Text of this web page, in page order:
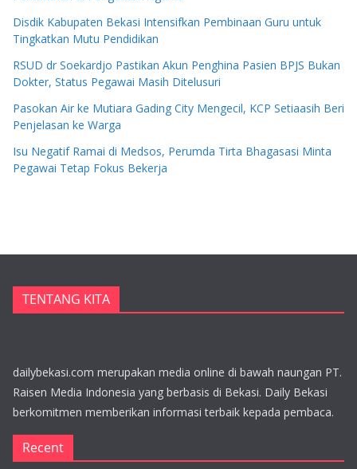
Disdik Kabupaten Bekasi Intensifkan Pembinaan Guru untuk
Tingkatkan Mutu Pendidikan
RSUD dr Soekardjo Pastikan Akun Penghina Pasien BPJS Bukan
Dokter, Status Pegawai Masih Ditelusuri
Pasokan Air ke Mutiara Gading City Mengecil, KCP Setiaasih Beri
Penjelasan ke Warga
Isu Negatif Ramai di Medsos, Perumda Tirta Bhagasasi Minta
Pegawai Tetap Fokus Bekerja
TENTANG KITA
dailybekasi.com merupakan media online di bawah naungan PT.
Raisen Media Indonesia yang berbasis di Bekasi. Daily Bekasi
berkomitmen memberikan informasi terbaik kepada pembaca.
Recent